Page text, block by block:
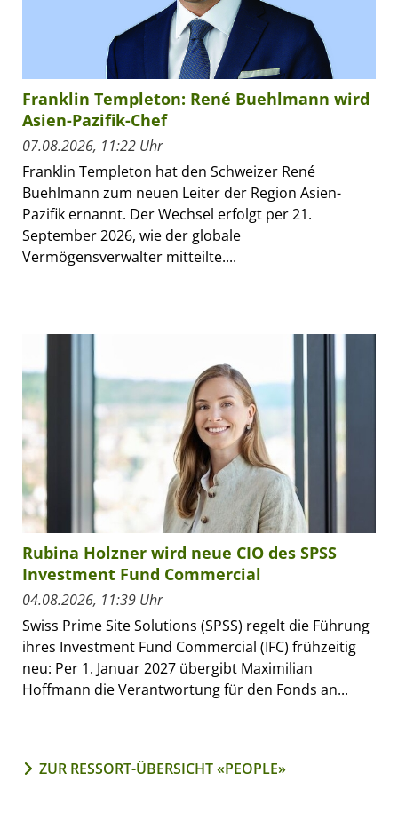
Franklin Templeton: René Buehlmann wird
Asien-Pazifik-Chef
07.08.2026, 11:22 Uhr
Franklin Templeton hat den Schweizer René
Buehlmann zum neuen Leiter der Region Asien-
Pazifik ernannt. Der Wechsel erfolgt per 21.
September 2026, wie der globale
Vermögensverwalter mitteilte....
Rubina Holzner wird neue CIO des SPSS
Investment Fund Commercial
04.08.2026, 11:39 Uhr
Swiss Prime Site Solutions (SPSS) regelt die Führung
ihres Investment Fund Commercial (IFC) frühzeitig
neu: Per 1. Januar 2027 übergibt Maximilian
Hoffmann die Verantwortung für den Fonds an...
ZUR RESSORT-ÜBERSICHT «PEOPLE»